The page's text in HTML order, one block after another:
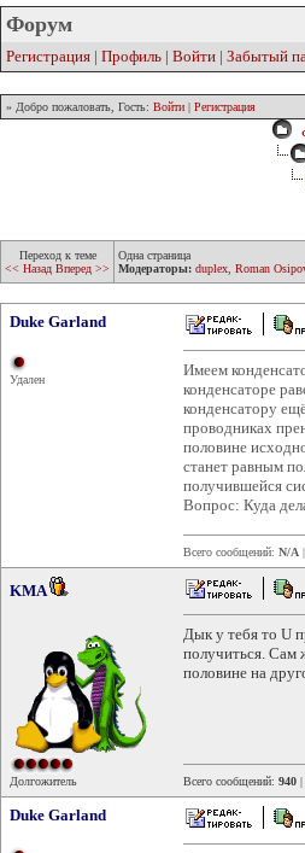
Форум
Регистрация | Профиль | Войти | Забытый
» Добро пожаловать, Гость: Войти | Регистрация
Переход к теме
<< Назад Вперед >>
Одна страница
Модераторы: duplex Roman
Duke Garland
Удален
Имеем
конденсаторе
конденсатору
проводниках
половине
станет равным
получившейся
Вопрос: Куда
Всего сообщений: N/A
KMA
Долгожитель
Дык у тебя то U
получиться. Сам
половине на
Всего сообщений: 940 |
Duke Garland